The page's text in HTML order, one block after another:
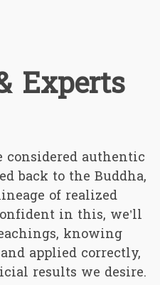
Experts
authentic
back to the Buddha,
of realized
in this, we’ll
knowing
applied correctly,
results we desire.